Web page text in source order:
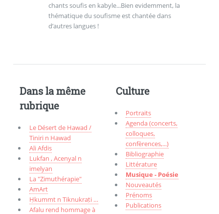
chants soufis en kabyle...Bien evidemment, la
thématique du soufisme est chantée dans
d’autres langues !
Dans la même
rubrique
Le Désert de Hawad /
Tiniri n Hawad
Ali Afdis
Lukfan , Acenyal n
imelyan
La "Zimuthérapie"
AmArt
Ḥkummt n Tiknukraṭi …
Afalu rend hommage à
Culture
Portraits
Agenda (concerts,
colloques,
confèrences,...)
Bibliographie
Littérature
Musique - Poésie
Nouveautés
Prénoms
Publications